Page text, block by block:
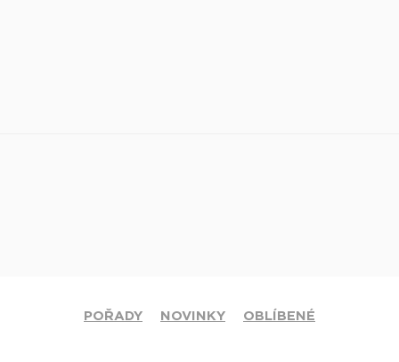
POŘADY NOVINKY OBLÍBENÉ